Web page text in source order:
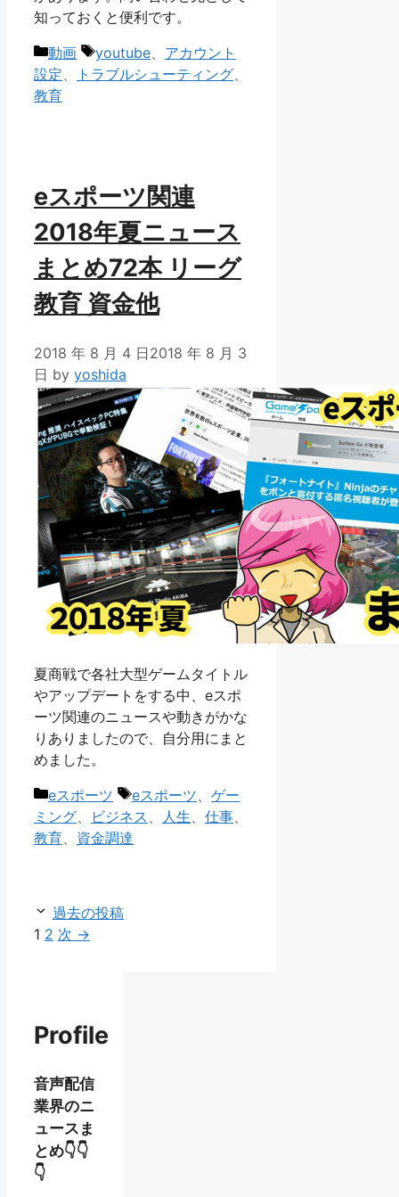
知っておくと便利です。
カ
テ
ゴ
動画
タ
グ
youtube
アカウント
設定
トラブルシューティング
教育
eスポーツ関連
2018年夏ニュース
まとめ72本 リーグ
教育 資金他
2018 年 8 月 4 日2018 年 8 月 3
日 by yoshida
夏商戦で各社大型ゲームタイトル
やアップデートをする中、eスポ
ーツ関連のニュースや動きがかな
りありましたので、自分用にまと
めました。
カ
テ
ゴ
eスポーツ
タ
グ
eスポーツ
ゲー
ミング
ビジネス 人生 仕事
教育
資金調達
過去の投稿
ペ
1 ペ
2 次 →
Profile
音声配信
業界のニ
ュースま
とめ👇👇
👇